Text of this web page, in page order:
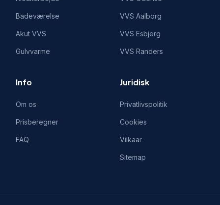
Badeværelse
Akut VVS
Gulvvarme
VVS Aalborg
VVS Esbjerg
VVS Randers
Info
Om os
Prisberegner
FAQ
Juridisk
Privatlivspolitik
Cookies
Vilkaar
Sitemap